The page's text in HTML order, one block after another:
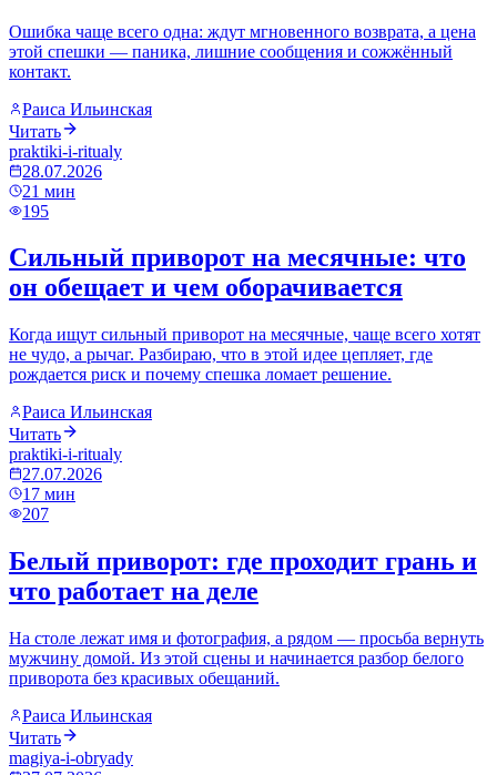
Ошибка чаще всего одна: ждут мгновенного возврата, а цена
этой спешки — паника, лишние сообщения и сожжённый
контакт.
Раиса Ильинская
Читать
praktiki-i-ritualy
28.07.2026
21 мин
195
Сильный приворот на месячные: что
он обещает и чем оборачивается
Когда ищут сильный приворот на месячные, чаще всего хотят
не чудо, а рычаг. Разбираю, что в этой идее цепляет, где
рождается риск и почему спешка ломает решение.
Раиса Ильинская
Читать
praktiki-i-ritualy
27.07.2026
17 мин
207
Белый приворот: где проходит грань и
что работает на деле
На столе лежат имя и фотография, а рядом — просьба вернуть
мужчину домой. Из этой сцены и начинается разбор белого
приворота без красивых обещаний.
Раиса Ильинская
Читать
magiya-i-obryady